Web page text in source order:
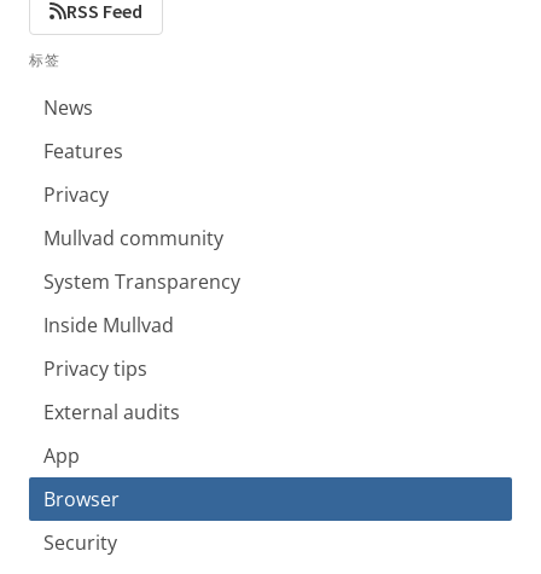
RSS Feed
标签
News
Features
Privacy
Mullvad community
System Transparency
Inside Mullvad
Privacy tips
External audits
App
Browser
Security